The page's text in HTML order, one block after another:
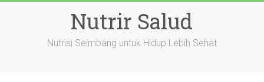
Nutrir Salud
Nutrisi Seimbang untuk Hidup Lebih Sehat